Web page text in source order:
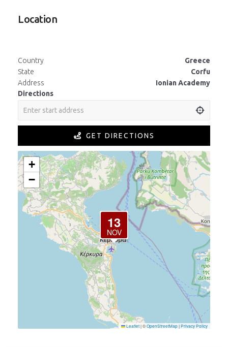
Location
Country
Greece
State
Corfu
Address
Ionian Academy
Directions
GET DIRECTIONS
13
NOV
+
−
Leaflet|©OpenStreetMap|Privacy Policy